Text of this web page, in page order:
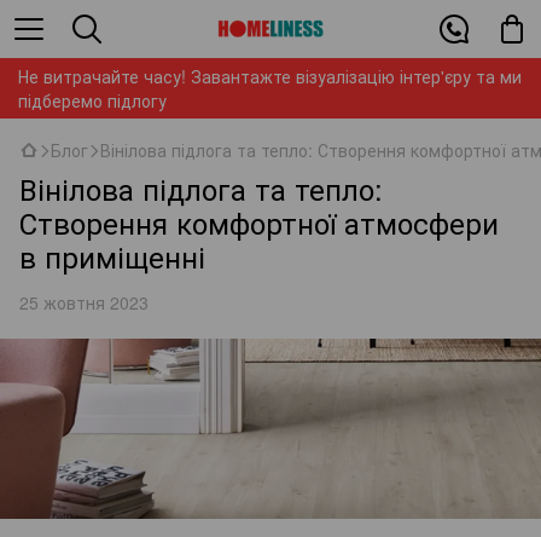
Не витрачайте часу! Завантажте візуалізацію інтер'єру та ми
підберемо підлогу
Блог Вінілова підлога та тепло: Створення комфортної
Вінілова підлога та тепло:
Створення комфортної атмосфери
в приміщенні
25 жовтня 2023